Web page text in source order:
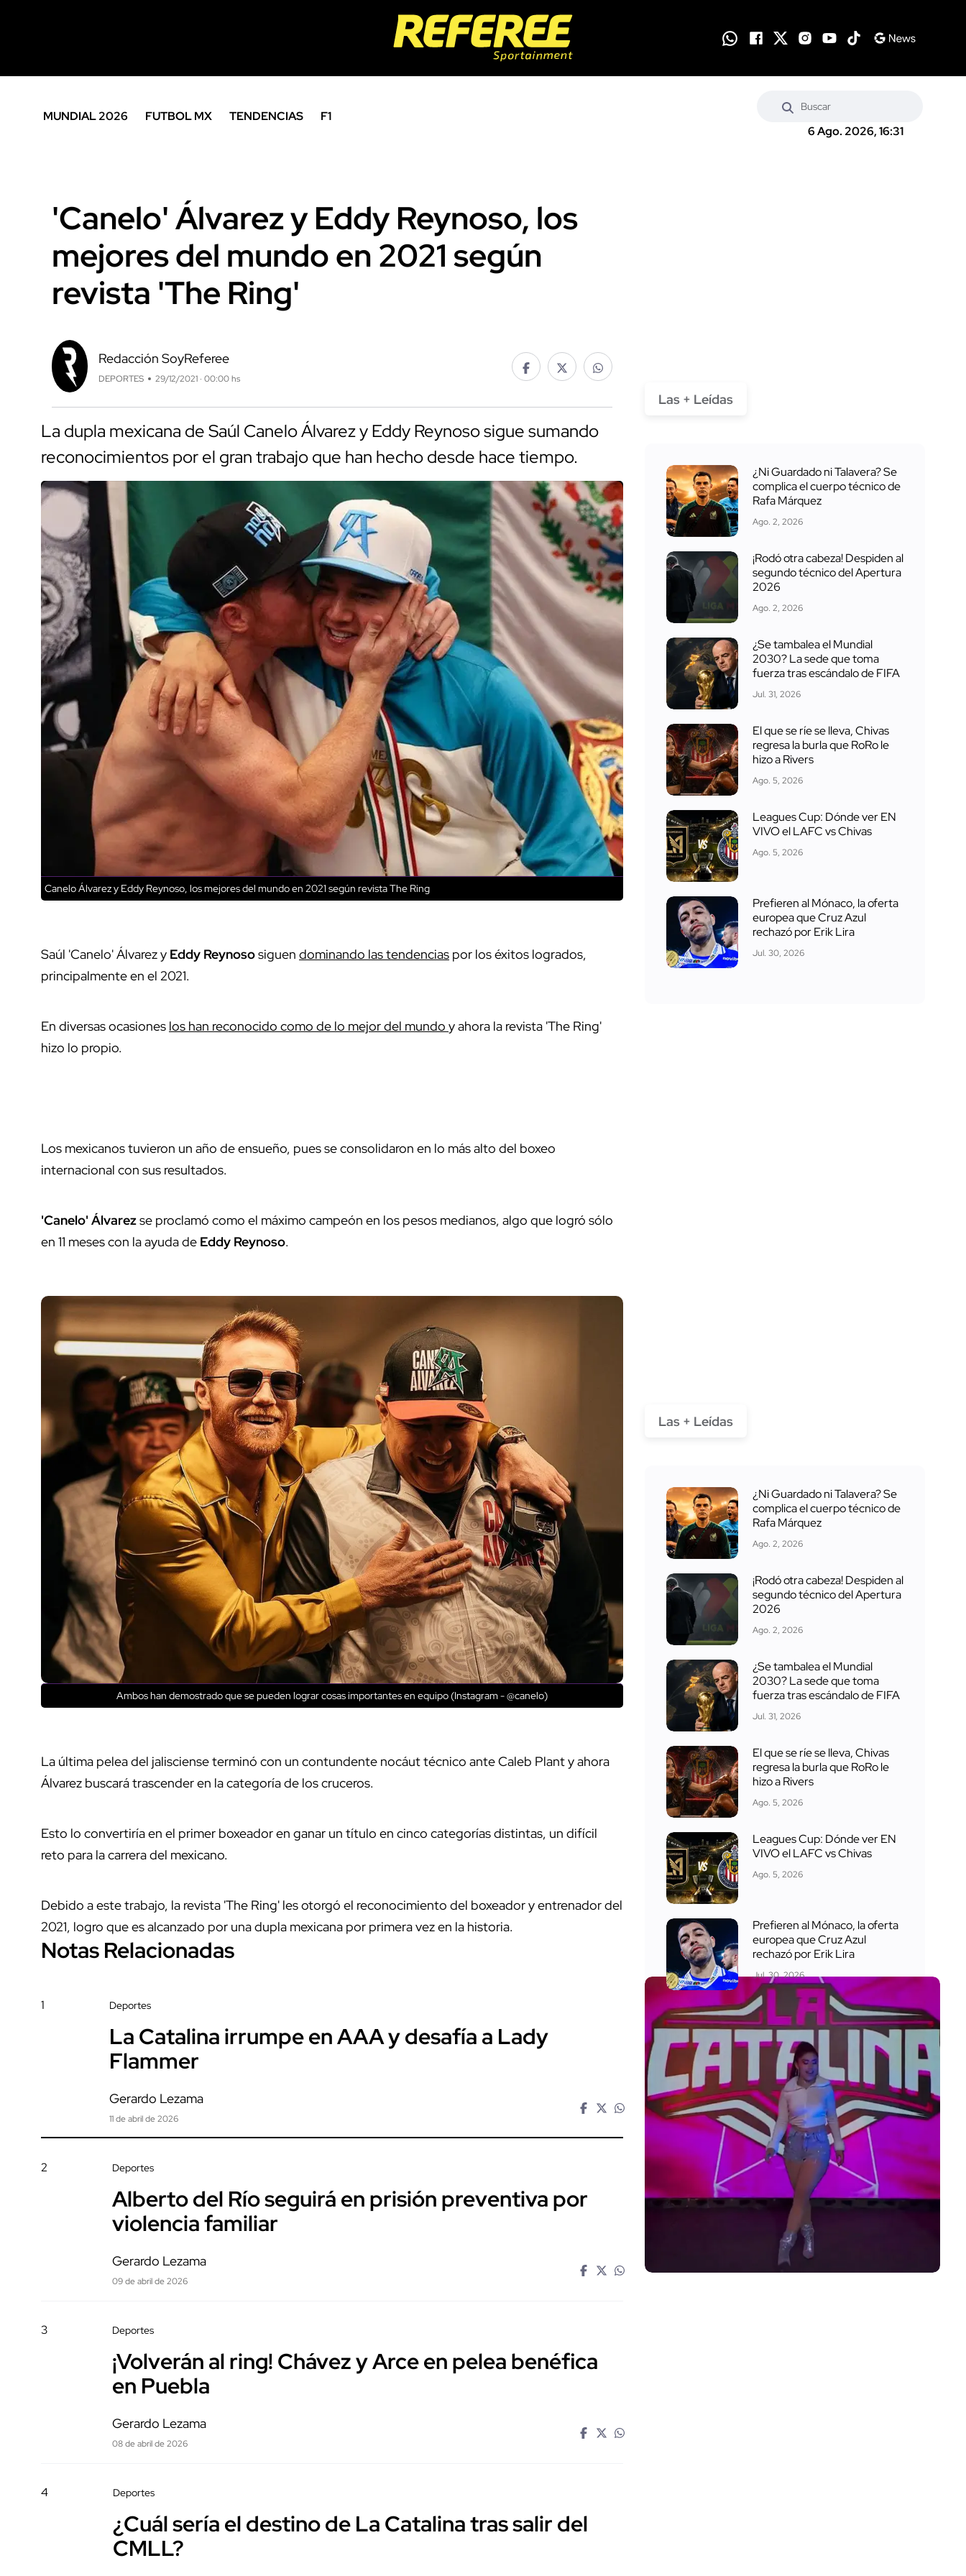
MUNDIAL 2026 FUTBOL MX TENDENCIAS
F1
6 Ago. 2026, 16:31
'Canelo' Álvarez y Eddy Reynoso, los
mejores del mundo en 2021 según
revista 'The Ring'
Redacción SoyReferee
DEPORTES 29/12/2021 · 00:00 hs
La dupla mexicana de Saúl Canelo Álvarez y Eddy Reynoso sigue sumando
reconocimientos por el gran trabajo que han hecho desde hace tiempo.
Canelo Álvarez y Eddy Reynoso, los mejores del mundo en 2021 según revista The Ring
Saúl 'Canelo' Álvarez y Eddy Reynososiguen dominando las tendencias por los éxitos logrados,
principalmente en el 2021.
En diversas ocasiones los han reconocido como de lo mejor del mundo y ahora la revista 'The Ring'
hizo lo propio.
Los mexicanos tuvieron un año de ensueño, pues se consolidaron en lo más alto del boxeo
internacional con sus resultados.
'Canelo' Álvarezse proclamó como el máximo campeón en los pesos medianos, algo que logró sólo
en 11 meses con la ayuda de Eddy Reynoso.
Ambos han demostrado que se pueden lograr cosas importantes en equipo (Instagram - @canelo)
La última pelea del jalisciense terminó con un contundente nocáut técnico ante Caleb Plant y ahora
Álvarez buscará trascender en la categoría de los cruceros.
Esto lo convertiría en el primer boxeador en ganar un título en cinco categorías distintas, un difícil
reto para la carrera del mexicano.
Debido a este trabajo, la revista 'The Ring' les otorgó el reconocimiento del boxeador y entrenador del
2021, logro que es alcanzado por una dupla mexicana por primera vez en la historia.
Notas Relacionadas
1 Deportes
La Catalina irrumpe en AAA y desafía a Lady
Flammer
Gerardo Lezama
11 de abril de 2026
2 Deportes
Alberto del Río seguirá en prisión preventiva por
violencia familiar
Gerardo Lezama
09 de abril de 2026
3 Deportes
¡Volverán al ring! Chávez y Arce en pelea benéfica
en Puebla
Gerardo Lezama
08 de abril de 2026
4 Deportes
¿Cuál sería el destino de La Catalina tras salir del
CMLL?
Las + Leídas
¿Ni Guardado ni Talavera? Se
complica el cuerpo técnico de
Rafa Márquez
Ago. 2, 2026
¡Rodó otra cabeza! Despiden al
segundo técnico del Apertura
2026
Ago. 2, 2026
¿Se tambalea el Mundial
2030? La sede que toma
fuerza tras escándalo de FIFA
Jul. 31, 2026
El que se ríe se lleva, Chivas
regresa la burla que RoRo le
hizo a Rivers
Ago. 5, 2026
Leagues Cup: Dónde ver EN
VIVO el LAFC vs Chivas
Ago. 5, 2026
Prefieren al Mónaco, la oferta
europea que Cruz Azul
rechazó por Erik Lira
Jul. 30, 2026
Las + Leídas
¿Ni Guardado ni Talavera? Se
complica el cuerpo técnico de
Rafa Márquez
Ago. 2, 2026
¡Rodó otra cabeza! Despiden al
segundo técnico del Apertura
2026
Ago. 2, 2026
¿Se tambalea el Mundial
2030? La sede que toma
fuerza tras escándalo de FIFA
Jul. 31, 2026
El que se ríe se lleva, Chivas
regresa la burla que RoRo le
hizo a Rivers
Ago. 5, 2026
Leagues Cup: Dónde ver EN
VIVO el LAFC vs Chivas
Ago. 5, 2026
Prefieren al Mónaco, la oferta
europea que Cruz Azul
rechazó por Erik Lira
Jul. 30, 2026